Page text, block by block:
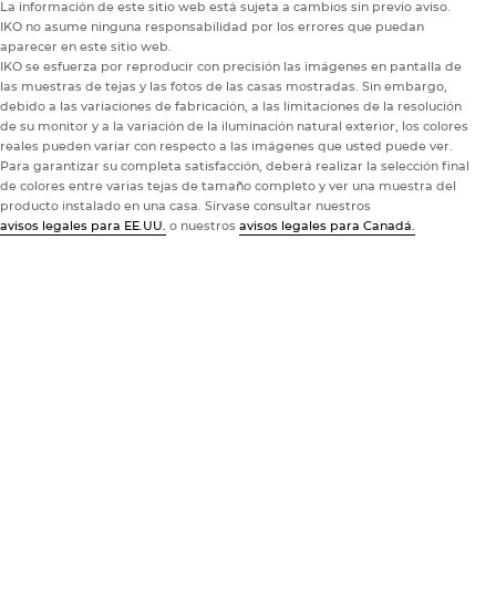
La información de este sitio web está sujeta a cambios sin previo aviso.
IKO no asume ninguna responsabilidad por los errores que puedan
aparecer en este sitio web.
IKO se esfuerza por reproducir con precisión las imágenes en pantalla de
las muestras de tejas y las fotos de las casas mostradas. Sin embargo,
debido a las variaciones de fabricación, a las limitaciones de la resolución
de su monitor y a la variación de la iluminación natural exterior, los colores
reales pueden variar con respecto a las imágenes que usted puede ver.
Para garantizar su completa satisfacción, deberá realizar la selección final
de colores entre varias tejas de tamaño completo y ver una muestra del
producto instalado en una casa. Sírvase consultar nuestros
avisos legales para EE.UU. o nuestros avisos legales para Canadá.